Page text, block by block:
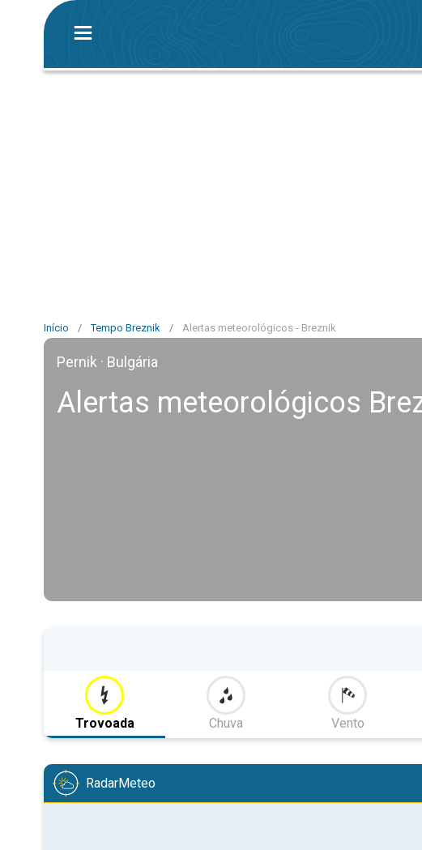
Início / Tempo Breznik / Alertas meteorológicos - Breznik
Pernik · Bulgária
Alertas meteorológicos
Trovoada Chuva Vento
RadarMeteo